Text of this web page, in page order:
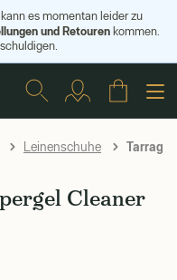
es momentan leider zu
und Retourenkommen.
Leinenschuhe Tarrago
Cleaner